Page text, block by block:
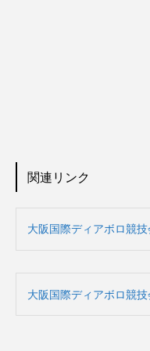
関連リンク
大阪国際ディアボロ競
大阪国際ディアボロ競